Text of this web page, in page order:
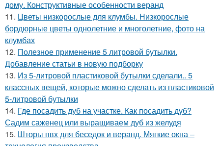
дому. Конструктивные особенности веранд
11. Цветы низкорослые для клумбы. Низкорослые
бордюрные цветы однолетние и многолетние, фото на
клумбах
12. Полезное применение 5 литровой бутылки.
Добавление статьи в новую подборку
13. Из 5-литровой пластиковой бутылки сделали.. 5
классных вещей, которые можно сделать из пластиковой
5-литровой бутылки
14. Где посадить дуб на участке. Как посадить дуб?
Садим саженец или выращиваем дуб из желудя
15. Шторы пвх для беседок и веранд. Мягкие окна –